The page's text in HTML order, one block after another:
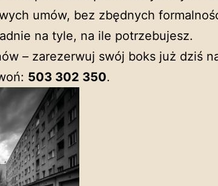
umów, bez zbędnych
na tyle, na ile potrzebujesz.
– zarezerwuj swój boks już dziś
503 302 350.